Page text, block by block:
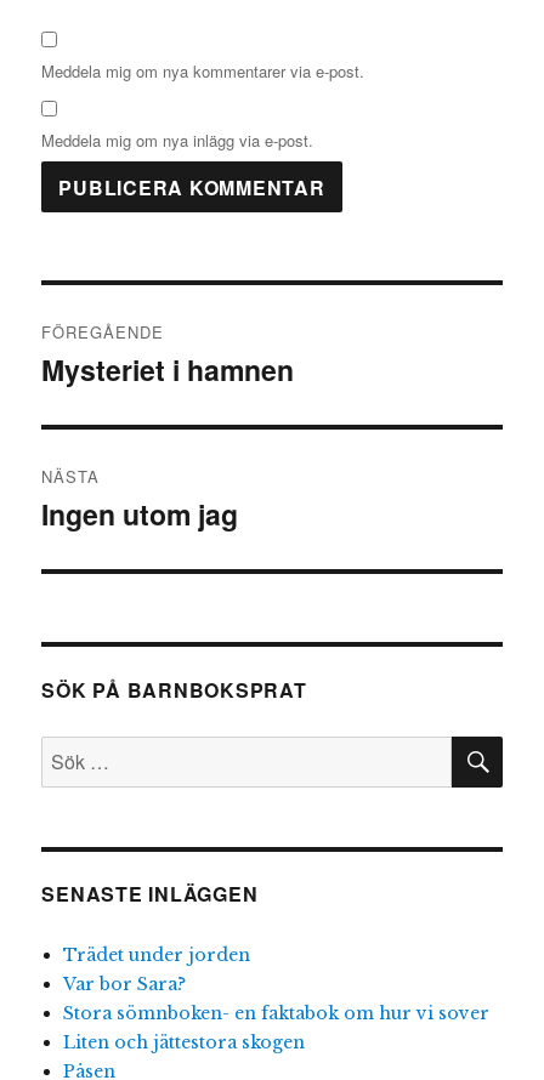
Meddela mig om nya kommentarer via e-post.
Meddela mig om nya inlägg via e-post.
FÖREGÅENDE
Föregående
Mysteriet i hamnen
NÄSTA
Nästa
Ingen utom jag
SÖK PÅ BARNBOKSPRAT
Sök
SENASTE INLÄGGEN
Trädet under jorden
Var bor Sara?
Stora sömnboken- en faktabok om hur vi sover
Liten och jättestora skogen
Påsen